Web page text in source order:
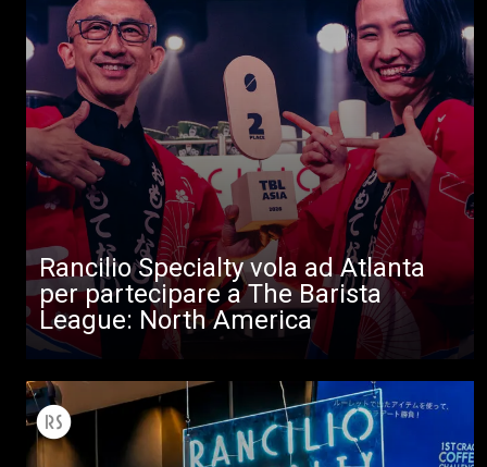
Rancilio Specialty vola ad Atlanta
per partecipare a The Barista
League: North America
Tutti
Prodotti
News
Download
Altro